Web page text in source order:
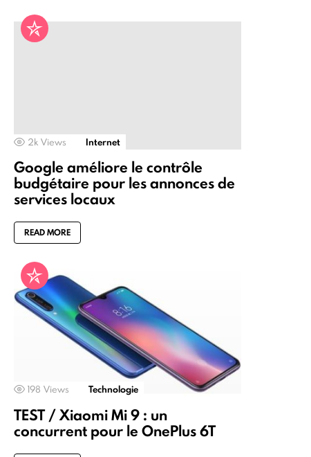
2k Views Internet
Google améliore le contrôle
budgétaire pour les annonces de
services locaux
READ MORE
198 Views Technologie
TEST / Xiaomi Mi 9 : un
concurrent pour le OnePlus 6T